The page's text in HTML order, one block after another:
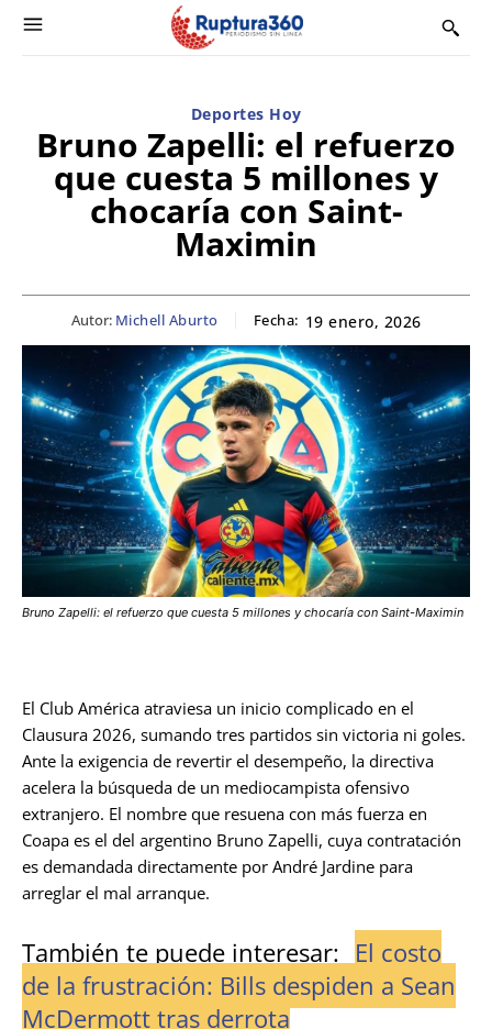
Deportes Hoy
Bruno Zapelli: el refuerzo
que cuesta 5 millones y
chocaría con Saint-
Maximin
Autor: Michell Aburto Fecha: 19 enero, 2026
Bruno Zapelli: el refuerzo que cuesta 5 millones y chocaría con Saint-Maximin
El Club América atraviesa un inicio complicado en el
Clausura 2026, sumando tres partidos sin victoria ni goles.
Ante la exigencia de revertir el desempeño, la directiva
acelera la búsqueda de un mediocampista ofensivo
extranjero. El nombre que resuena con más fuerza en
Coapa es el del argentino Bruno Zapelli, cuya contratación
es demandada directamente por André Jardine para
arreglar el mal arranque.
También te puede interesar: El costo
de la frustración: Bills despiden a Sean
McDermott tras derrota